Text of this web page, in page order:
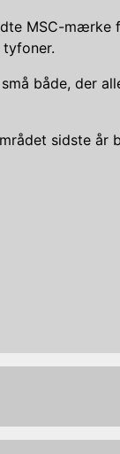
MSC-
både, der
sidste